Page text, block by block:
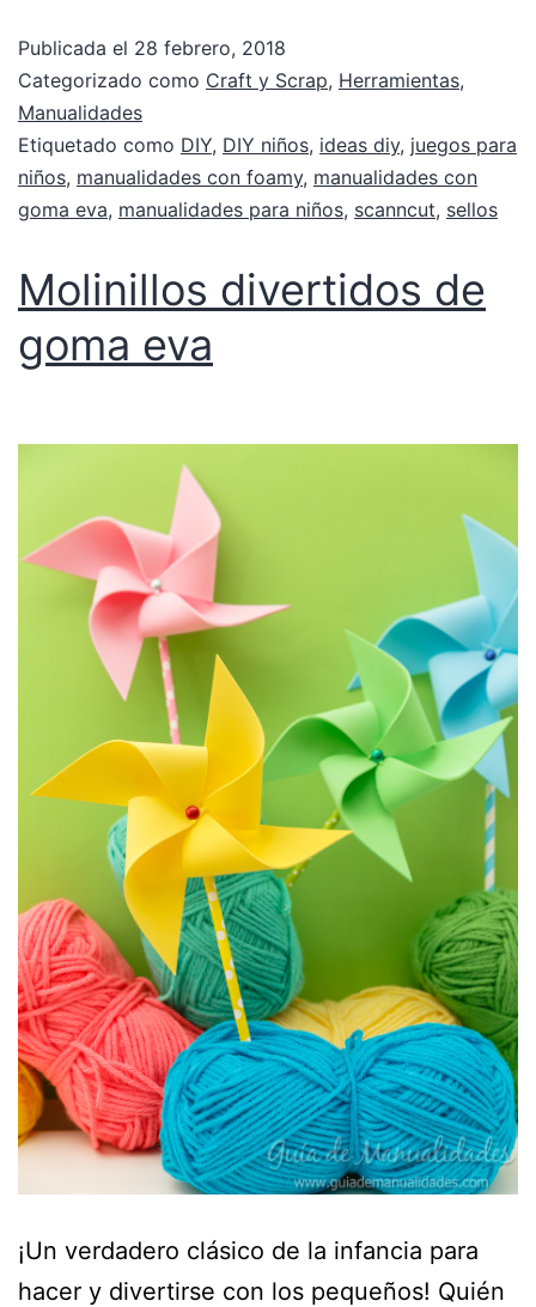
Publicada el 28 febrero, 2018
Categorizado como Craft y Scrap, Herramientas,
Manualidades
Etiquetado como DIY, DIY niños, ideas diy, juegos para
niños, manualidades con foamy, manualidades con
goma eva, manualidades para niños, scanncut, sellos
Molinillos divertidos de
goma eva
¡Un verdadero clásico de la infancia para
hacer y divertirse con los pequeños! Quién